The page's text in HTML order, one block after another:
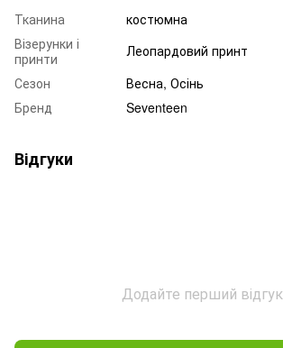
Тканина
костюмна
Візерунки і
принти
Леопардовий принт
Сезон
Весна, Осінь
Бренд
Seventeen
Відгуки
Додайте перший відгук